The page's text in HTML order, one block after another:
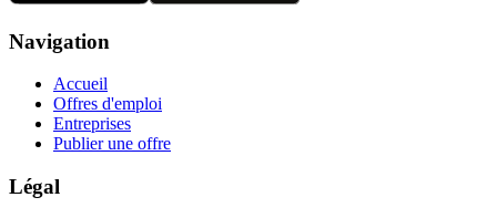
Navigation
Accueil
Offres d'emploi
Entreprises
Publier une offre
Légal